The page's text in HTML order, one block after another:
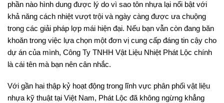
phần nào hình dung được lý do vì sao tôn nhựa lại nổi bật với
khả năng cách nhiệt vượt trội và ngày càng được ưa chuộng
trong các giải pháp lợp mái hiện đại. Nếu bạn vẫn còn đang băn
khoăn trong việc lựa chọn một đơn vị cung cấp đáng tin cậy cho
dự án của mình, Công Ty TNHH Vật Liệu Nhiệt Phát Lộc chính
là cái tên mà bạn nên cân nhắc.
Với gần hai thập kỷ hoạt động trong lĩnh vực phân phối vật liệu
nhựa kỹ thuật tại Việt Nam, Phát Lộc đã không ngừng khẳng